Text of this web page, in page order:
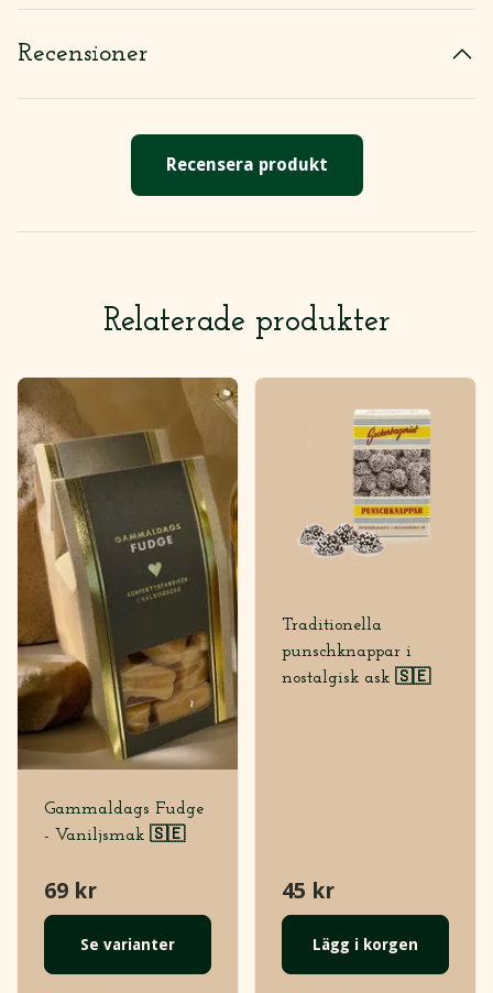
Recensioner
Recensera produkt
Relaterade produkter
Gammaldags Fudge
- Vaniljsmak 🇸🇪
69 kr
Se varianter
Traditionella
punschknappar i
nostalgisk ask 🇸🇪
45 kr
Lägg i korgen